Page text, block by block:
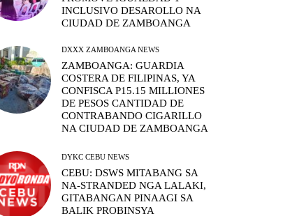
INCLUSIVO DESAROLLO NA
CIUDAD DE ZAMBOANGA
DXXX ZAMBOANGA NEWS
ZAMBOANGA: GUARDIA
COSTERA DE FILIPINAS, YA
CONFISCA P15.15 MILLIONES
DE PESOS CANTIDAD DE
CONTRABANDO CIGARILLO
NA CIUDAD DE ZAMBOANGA
DYKC CEBU NEWS
CEBU: DSWS MITABANG SA
NA-STRANDED NGA LALAKI,
GITABANGAN PINAAGI SA
BALIK PROBINSYA